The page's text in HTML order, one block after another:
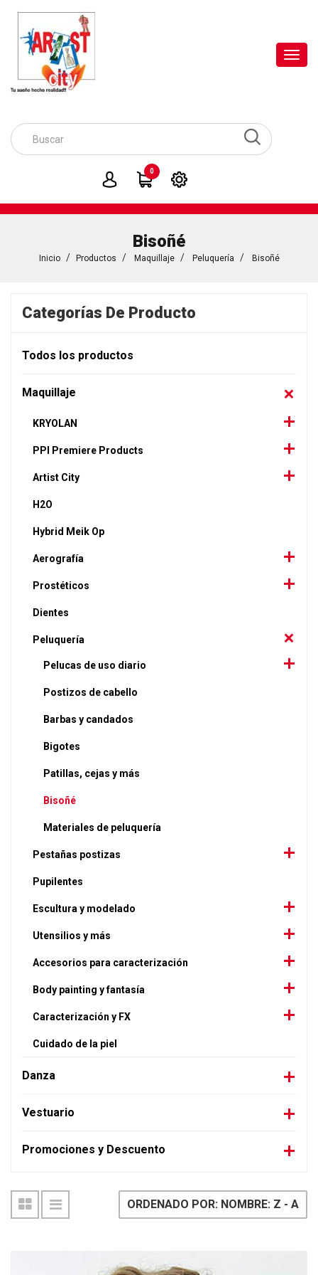
0
Bisoñé
Inicio Productos Maquillaje Peluquería Bisoñé
Categorías De Producto
Todos los productos
Maquillaje
KRYOLAN
PPI Premiere Products
Artist City
H2O
Hybrid Meik Op
Aerografía
Prostéticos
Dientes
Peluquería
Pelucas de uso diario
Postizos de cabello
Barbas y candados
Bigotes
Patillas, cejas y más
Bisoñé
Materiales de peluquería
Pestañas postizas
Pupilentes
Escultura y modelado
Utensilios y más
Accesorios para caracterización
Body painting y fantasía
Caracterización y FX
Cuidado de la piel
Danza
Vestuario
Promociones y Descuento
ORDENADO POR: NOMBRE: Z - A